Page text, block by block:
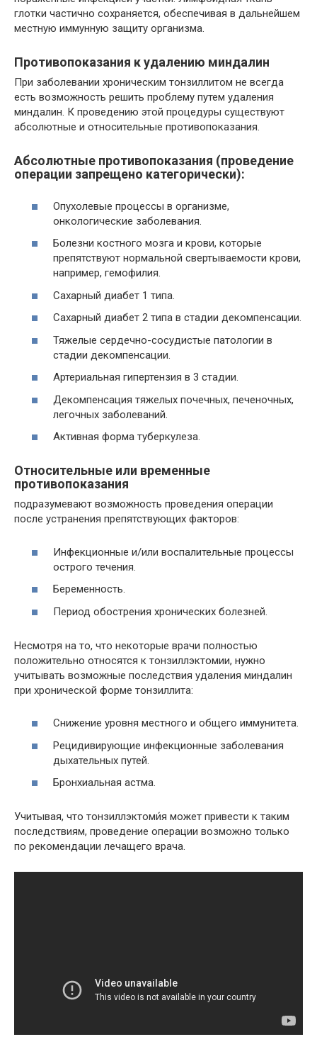
глотки частично сохраняется, обеспечивая в дальнейшем
местную иммунную защиту организма.
Противопоказания к удалению миндалин
При заболевании хроническим тонзиллитом не всегда
есть возможность решить проблему путем удаления
миндалин. К проведению этой процедуры существуют
абсолютные и относительные противопоказания.
Абсолютные противопоказания (проведение
операции запрещено категорически):
Опухолевые процессы в организме,
онкологические заболевания.
Болезни костного мозга и крови, которые
препятствуют нормальной свертываемости крови,
например, гемофилия.
Сахарный диабет 1 типа.
Сахарный диабет 2 типа в стадии декомпенсации.
Тяжелые сердечно-сосудистые патологии в
стадии декомпенсации.
Артериальная гипертензия в 3 стадии.
Декомпенсация тяжелых почечных, печеночных,
легочных заболеваний.
Активная форма туберкулеза.
Относительные или временные
противопоказания
подразумевают возможность проведения операции
после устранения препятствующих факторов:
Инфекционные и/или воспалительные процессы
острого течения.
Беременность.
Период обострения хронических болезней.
Несмотря на то, что некоторые врачи полностью
положительно относятся к тонзиллэктомии, нужно
учитывать возможные последствия удаления миндалин
при хронической форме тонзиллита:
Снижение уровня местного и общего иммунитета.
Рецидивирующие инфекционные заболевания
дыхательных путей.
Бронхиальная астма.
Учитывая, что тонзиллэктоми́я может привести к таким
последствиям, проведение операции возможно только
по рекомендации лечащего врача.